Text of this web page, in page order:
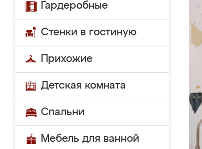
Гардеробные
Стенки в гостиную
Прихожие
Детская комната
Спальни
Мебель для ванной